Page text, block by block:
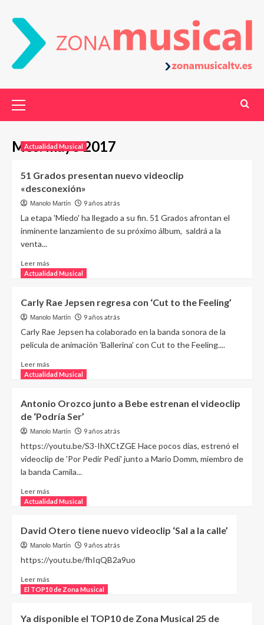
Mes:mayo 2017
Actualidad Musical
51 Grados presentan nuevo videoclip
«desconexión»
Manolo Martín 9 años atrás
La etapa 'Miedo' ha llegado a su fin. 51 Grados afrontan el
inminente lanzamiento de su próximo álbum, saldrá a la
venta...
Leer más
Actualidad Musical
Carly Rae Jepsen regresa con ‘Cut to the Feeling’
Manolo Martín 9 años atrás
Carly Rae Jepsen ha colaborado en la banda sonora de la
película de animación 'Ballerina' con Cut to the Feeling....
Leer más
Actualidad Musical
Antonio Orozco junto a Bebe estrenan el videoclip
de ‘Podría Ser’
Manolo Martín 9 años atrás
https://youtu.be/S3-IhXCtZGE Hace pocos días, estrenó el
videoclip de 'Por Pedir Pedí' junto a Mario Domm, miembro de
la banda Camila...
Leer más
Actualidad Musical
David Otero tiene nuevo videoclip ‘Sal a la calle’
Manolo Martín 9 años atrás
https://youtu.be/fhIqQB2a9uo
Leer más
El TOP10 de Zona Musical
Ya disponible el TOP10 de Zona Musical 25 de